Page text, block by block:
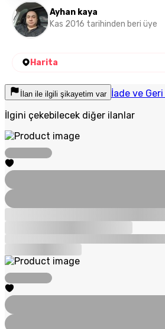
Ayhan kaya
Kas 2016 tarihinden beri üye
Harita
İlan ile ilgili şikayetim var İade ve
İlgini çekebilecek diğer ilanlar